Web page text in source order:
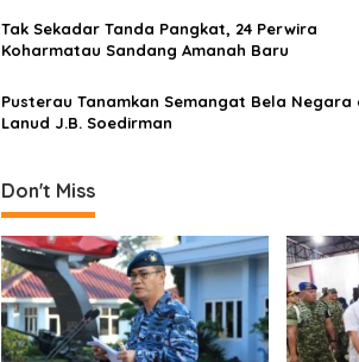
t
o
Tak Sekadar Tanda Pangkat, 24 Perwira
Koharmatau Sandang Amanah Baru
Pusterau Tanamkan Semangat Bela Negara
Lanud J.B. Soedirman
Don't Miss